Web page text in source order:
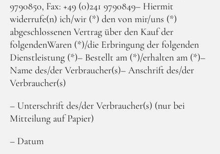
9790850, Fax: +49 (0)241 9790849– Hiermit
widerrufe(n) ich/wir (*) den von mir/uns (*)
abgeschlossenen Vertrag über den Kauf der
folgendenWaren (*)/die Erbringung der folgenden
Dienstleistung (*)– Bestellt am (*)/erhalten am (*)–
Name des/der Verbraucher(s)– Anschrift des/der
Verbraucher(s)
– Unterschrift des/der Verbraucher(s) (nur bei
Mitteilung auf Papier)
– Datum